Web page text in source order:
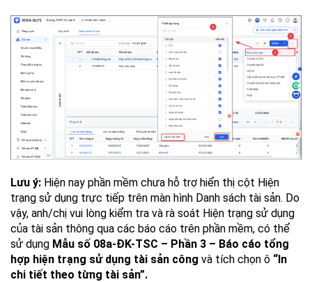
Lưu ý: Hiện nay phần mềm chưa hỗ trợ hiển thị cột Hiện
trạng sử dụng trực tiếp trên màn hình Danh sách tài sản. Do
vậy, anh/chị vui lòng kiểm tra và rà soát Hiện trạng sử dụng
của tài sản thông qua các báo cáo trên phần mềm, có thể
sử dụng Mẫu số 08a-ĐK-TSC – Phần 3 – Báo cáo tổng
hợp hiện trạng sử dụng tài sản công và tích chọn ô “In
chi tiết theo từng tài sản”.